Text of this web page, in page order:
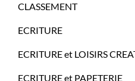
CLASSEMENT
ECRITURE
ECRITURE et LOISIRS
ECRITURE et PAPETERIE